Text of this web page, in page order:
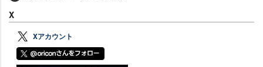
X
Xアカウント